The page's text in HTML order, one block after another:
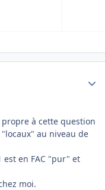
overview
propre à cette question
au niveau de
est en FAC "pur" et
moi.